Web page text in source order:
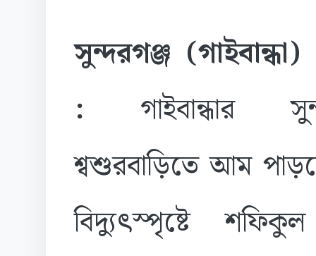
সুন্দরগঞ্জ (গাইবান্ধা)
: গাইবান্ধার
শ্বশুরবাড়িতে আম
বিদ্যুৎস্পৃষ্টে